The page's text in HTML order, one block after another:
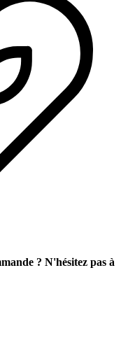
? N'hésitez pas à